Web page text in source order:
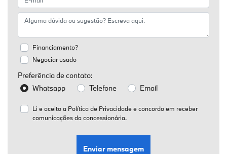
Financiamento?
Negociar usado
Preferência de contato:
Whatsapp
Telefone Email
Li e aceito a Política de Privacidadee concordo em receber
comunicações da concessionária.
Enviar mensagem